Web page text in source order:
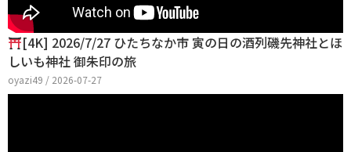
[4K] 2026/7/27 ひたちなか市 寅の日の酒列磯先神社とほ
しいも神社 御朱印の旅
oyazi49 / 2026-07-27